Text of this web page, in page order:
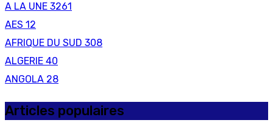
A LA UNE 3261
AES 12
AFRIQUE DU SUD 308
ALGERIE 40
ANGOLA 28
Articles populaires